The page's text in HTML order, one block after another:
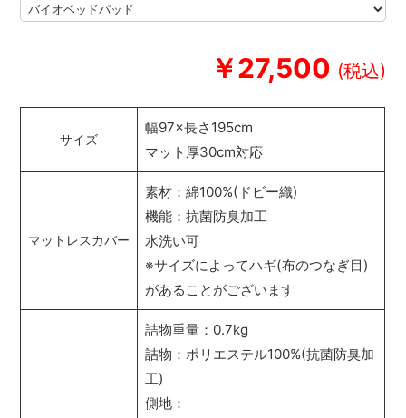
￥27,500
サイズ
幅97×長さ195cm
マット厚30cm対応
マットレスカバー
素材：綿100%(ドビー織)
機能：抗菌防臭加工
水洗い可
※サイズによってハギ(布のつなぎ目)
があることがございます
詰物重量：0.7kg
詰物：ポリエステル100%(抗菌防臭加
工)
側地：